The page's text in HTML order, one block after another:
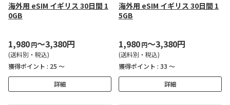
海外用 eSIM イギリス 30日間 1
0GB
1,980円～3,380円
(送料別・税込)
獲得ポイント : 25 ～
詳細
海外用 eSIM イギリス 30日間 1
5GB
1,980円～3,380円
(送料別・税込)
獲得ポイント : 33 ～
詳細